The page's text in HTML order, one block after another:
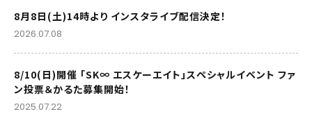
8月8日(土)14時より インスタライブ配信決定！
2026.07.08
8/10(日)開催 「SK∞ エスケーエイト」スペシャルイベント ファ
ン投票＆かるた募集開始！
2025.07.22